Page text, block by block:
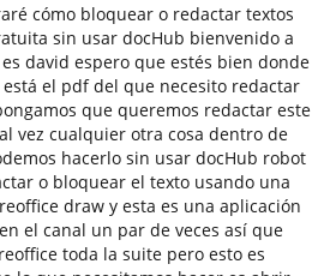
cómo bloquear o redactar textos
sin usar docHub bienvenido a
david espero que estés bien donde
el pdf del que necesito redactar
que queremos redactar este
vez cualquier otra cosa dentro de
hacerlo sin usar docHub robot
o bloquear el texto usando una
draw y esta es una aplicación
el canal un par de veces así que
toda la suite pero esto es